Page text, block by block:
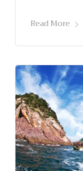
Read More